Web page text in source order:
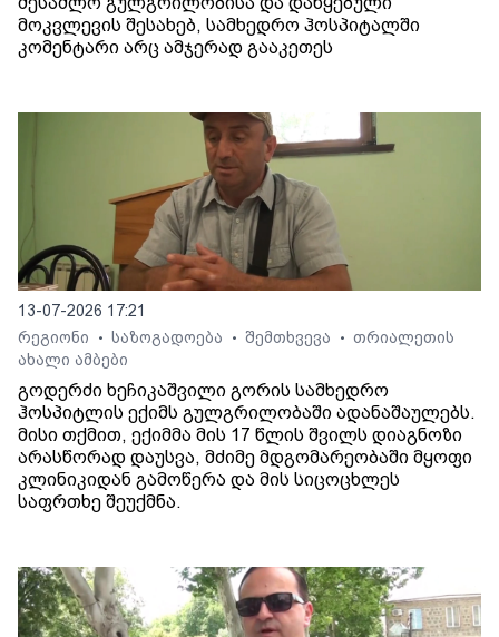
მოკვლევის შესახებ, სამხედრო ჰოსპიტალში
კომენტარი არც ამჯერად გააკეთეს
13-07-2026 17:21
რეგიონი
• საზოგადოება • შემთხვევა • თრიალეთის
ახალი ამბები
გოდერძი ხეჩიკაშვილი გორის სამხედრო
ჰოსპიტლის ექიმს გულგრილობაში ადანაშაულებს.
მისი თქმით, ექიმმა მის 17 წლის შვილს დიაგნოზი
არასწორად დაუსვა, მძიმე მდგომარეობაში მყოფი
კლინიკიდან გამოწერა და მის სიცოცხლეს
საფრთხე შეუქმნა.